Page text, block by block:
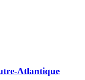
Atlantique